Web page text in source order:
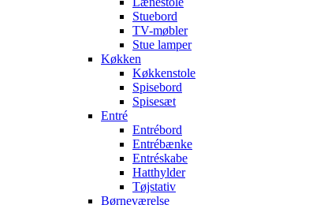
Stuebord
TV-møbler
Stue lamper
Køkken
Køkkenstole
Spisebord
Spisesæt
Entré
Entrébord
Entrébænke
Entréskabe
Hatthylder
Tøjstativ
Børneværelse